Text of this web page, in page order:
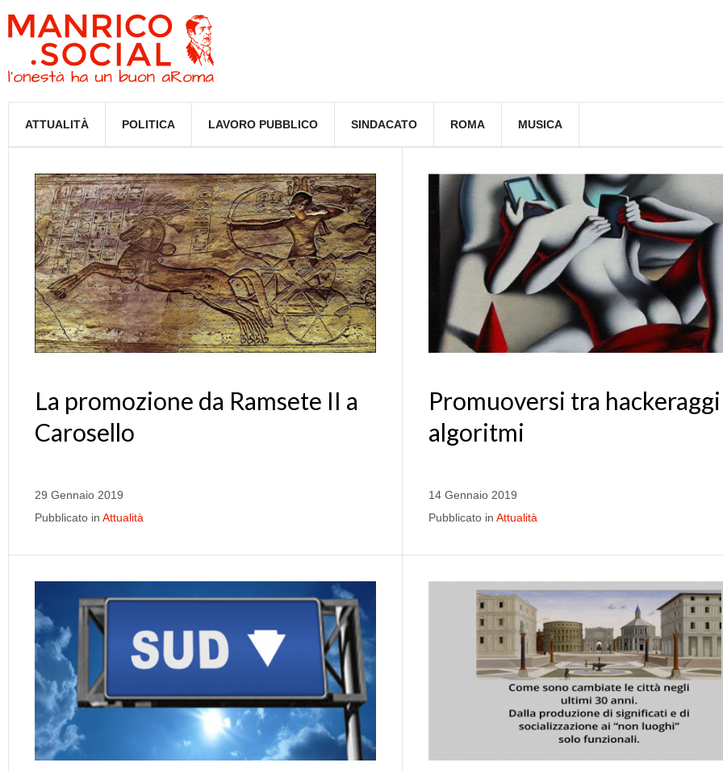
ATTUALITÀ POLITICA LAVORO PUBBLICO SINDACATO ROMA MUSICA
La promozione da Ramsete II a
Carosello
29 Gennaio 2019
Pubblicato in Attualità
Promuoversi tra
algoritmi
14 Gennaio 2019
Pubblicato in Attualità